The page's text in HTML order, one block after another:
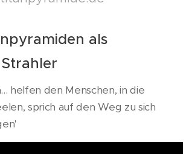
als
helfen den Menschen, in die
sprich auf den Weg zu sich